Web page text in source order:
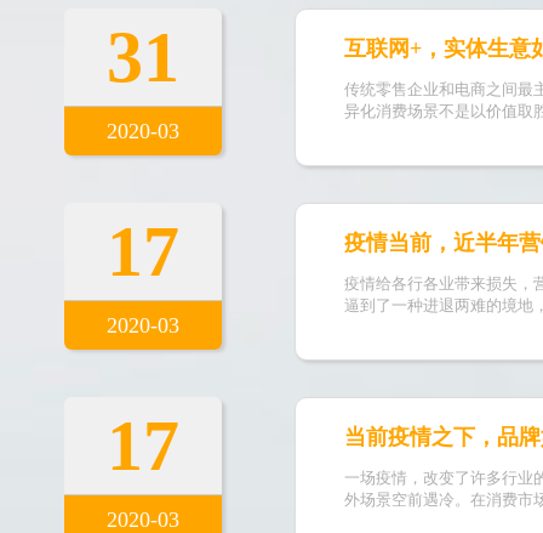
31
2020-03
互联网+，实体生意
传统零售企业和电商之间最
异化消费场景不是以价值取
17
2020-03
疫情当前，近半年
疫情给各行各业带来损失，
逼到了一种进退两难的境地
17
2020-03
当前疫情之下，品
一场疫情，改变了许多行业
外场景空前遇冷。在消费市